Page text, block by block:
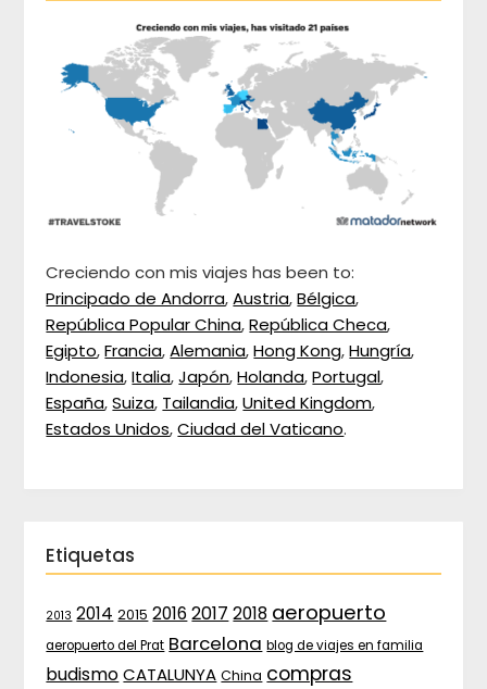
Creciendo con mis viajes has been to:
Principado de Andorra,Austria,Bélgica,
República Popular China,República Checa,
Egipto,Francia,Alemania,Hong Kong,Hungría,
Indonesia,Italia,Japón,Holanda,Portugal,
España,Suiza, Tailandia,United Kingdom,
Estados Unidos,Ciudad del Vaticano.
Etiquetas
2013 2014 2015 2016 2017 2018 aeropuerto
aeropuerto del Prat Barcelona blog de viajes en familia
budismo CATALUNYA China compras